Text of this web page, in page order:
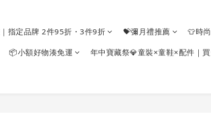
指定品牌 2件95折・3件9折 💝彌月禮推薦 👕時
📦小額好物湊免運 年中寶藏祭💎童裝×童鞋×配件｜